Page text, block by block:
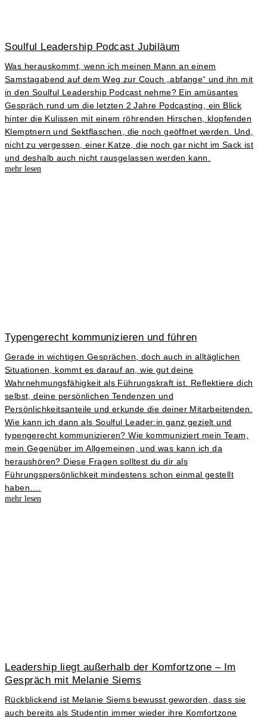
Soulful Leadership Podcast Jubiläum
Was herauskommt, wenn ich meinen Mann an einem
Samstagabend auf dem Weg zur Couch „abfange“ und ihn mit
in den Soulful Leadership Podcast nehme? Ein amüsantes
Gespräch rund um die letzten 2 Jahre Podcasting, ein Blick
hinter die Kulissen mit einem röhrenden Hirschen, klopfenden
Klemptnern und Sektflaschen, die noch geöffnet werden. Und,
nicht zu vergessen, einer Katze, die noch gar nicht im Sack ist
und deshalb auch nicht rausgelassen werden kann.
mehr lesen
Typengerecht kommunizieren und führen
Gerade in wichtigen Gesprächen, doch auch in alltäglichen
Situationen, kommt es darauf an, wie gut deine
Wahrnehmungsfähigkeit als Führungskraft ist. Reflektiere dich
selbst, deine persönlichen Tendenzen und
Persönlichkeitsanteile und erkunde die deiner Mitarbeitenden.
Wie kann ich dann als Soulful Leader:in ganz gezielt und
typengerecht kommunizieren? Wie kommuniziert mein Team,
mein Gegenüber im Allgemeinen, und was kann ich da
heraushören? Diese Fragen solltest du dir als
Führungspersönlichkeit mindestens schon einmal gestellt
haben….
mehr lesen
Leadership liegt außerhalb der Komfortzone – Im
Gespräch mit Melanie Siems
Rückblickend ist Melanie Siems bewusst geworden, dass sie
auch bereits als Studentin immer wieder ihre Komfortzone